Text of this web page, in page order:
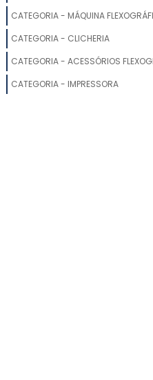
FABRICANTE DE ENGATE RAPIDO
CARRINHO PORTA CLICHE
CATEGORIA - MÁQUINA
CATEGORIA - CLICHERIA
CATEGORIA - ACESSÓRIOS
CATEGORIA - IMPRESSORA